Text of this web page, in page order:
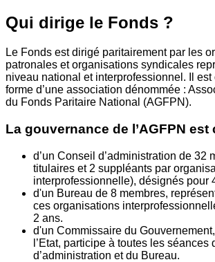
Qui dirige le Fonds ?
Le Fonds est dirigé paritairement par les
patronales et organisations syndicales
niveau national et interprofessionnel. Il est
forme d’une association dénommée :
du Fonds Paritaire National (AGFPN).
La gouvernance de l’AGFPN est
d’un Conseil d’administration de 32
titulaires et 2 suppléants par
interprofessionnelle), désignés pour
d'un Bureau de 8 membres,
ces organisations
2 ans.
d'un Commissaire du
l’Etat, participe à toutes les séances
d’administration et du Bureau.